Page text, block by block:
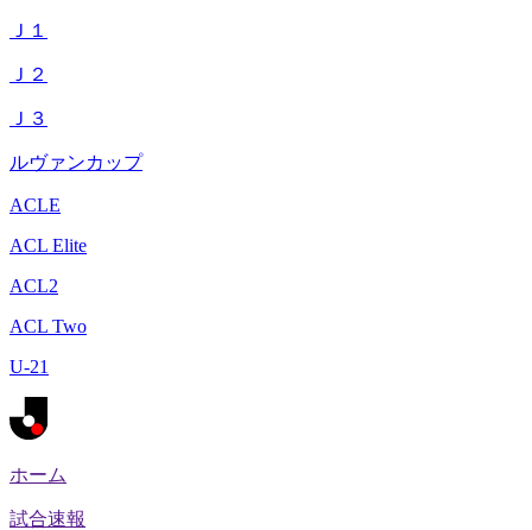
Ｊ１
Ｊ２
Ｊ３
ルヴァンカップ
ACLE
ACL Elite
ACL2
ACL Two
U-21
ホーム
試合速報